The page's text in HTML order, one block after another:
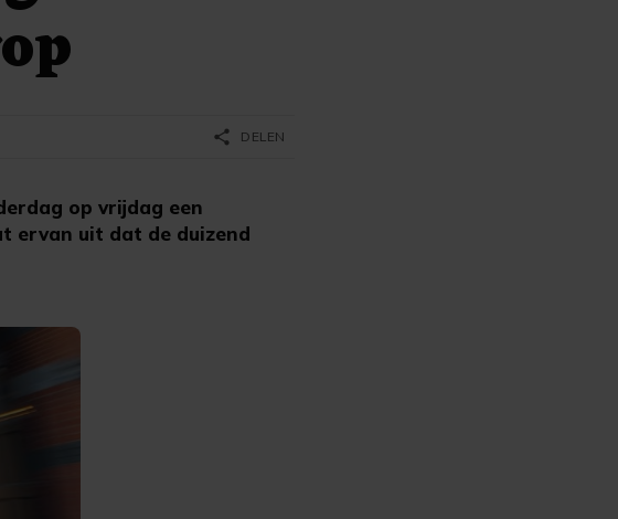
op vrijdag een
ervan uit dat de duizend
share DELEN